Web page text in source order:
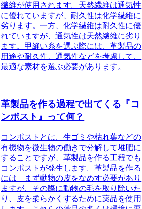
繊維が使用されます。天然繊維は通気性
に優れていますが、耐久性は化学繊維に
劣ります。一方、化学繊維は耐久性に優
れていますが、通気性は天然繊維に劣り
ます。甲縫い糸を選ぶ際には、革製品の
用途や耐久性、通気性などを考慮して、
最適な素材を選ぶ必要があります。
革製品を作る過程で出てくる『コ
ンポスト』って何？
コンポストとは、生ゴミや枯れ葉などの
有機物を微生物の働きで分解して堆肥に
することですが、革製品を作る工程でも
コンポストが発生します。革製品を作る
には、まず動物の皮をなめす必要があり
ますが、その際に動物の毛を取り除いた
り、皮を柔らかくするために薬品を使用